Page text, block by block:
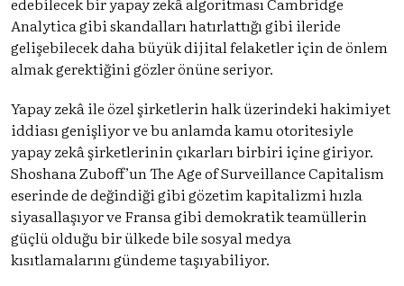
Analytica gibi skandalları hatırlattığı gibi ileride
gelişebilecek daha büyük dijital felaketler için de önlem
almak gerektiğini gözler önüne seriyor.
Yapay zekâ ile özel şirketlerin halk üzerindeki hakimiyet
iddiası genişliyor ve bu anlamda kamu otoritesiyle
yapay zekâ şirketlerinin çıkarları birbiri içine giriyor.
Shoshana Zuboff’un The Age of Surveillance Capitalism
eserinde de değindiği gibi gözetim kapitalizmi hızla
siyasallaşıyor ve Fransa gibi demokratik teamüllerin
güçlü olduğu bir ülkede bile sosyal medya
kısıtlamalarını gündeme taşıyabiliyor.